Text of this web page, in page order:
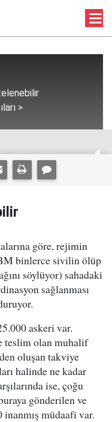
>
göre, rejimin
binlerce sivilin ölüp
söylüyor) sahadaki
sağlanması
askeri var.
teslim olan muhalif
oluşan takviye
halinde ne kadar
ise, çoğu
gönderilen ve
müdaafi var.